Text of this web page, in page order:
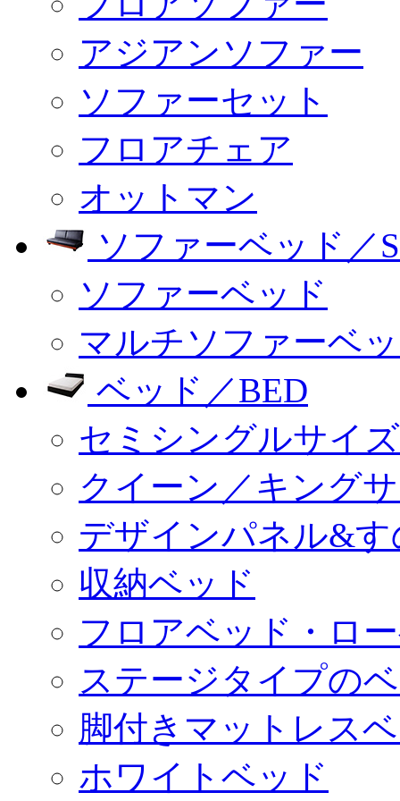
アジアンソファー
ソファーセット
フロアチェア
オットマン
ソファーベッド／
ソファーベッド
マルチソファーベ
ベッド／BED
セミシングルサイ
クイーン／キング
デザインパネル&
収納ベッド
フロアベッド・ロ
ステージタイプの
脚付きマットレス
ホワイトベッド